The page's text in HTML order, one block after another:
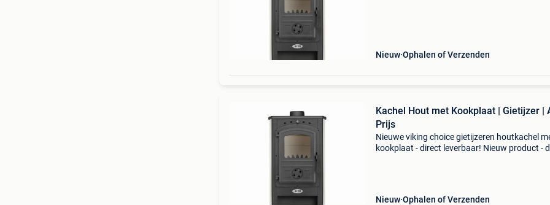
Nieuw Ophalen of Verzenden
Kachel Hout met Kookplaat | Gietijzer |
Prijs
Nieuwe viking choice gietijzeren houtkachel
kookplaat - direct leverbaar! Nieuw product -
Nieuw Ophalen of Verzenden